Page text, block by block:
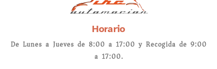
Horario
De Lunes a Jueves de 8:00 a 17:00 y Recogida de 9:00
a 17:00.